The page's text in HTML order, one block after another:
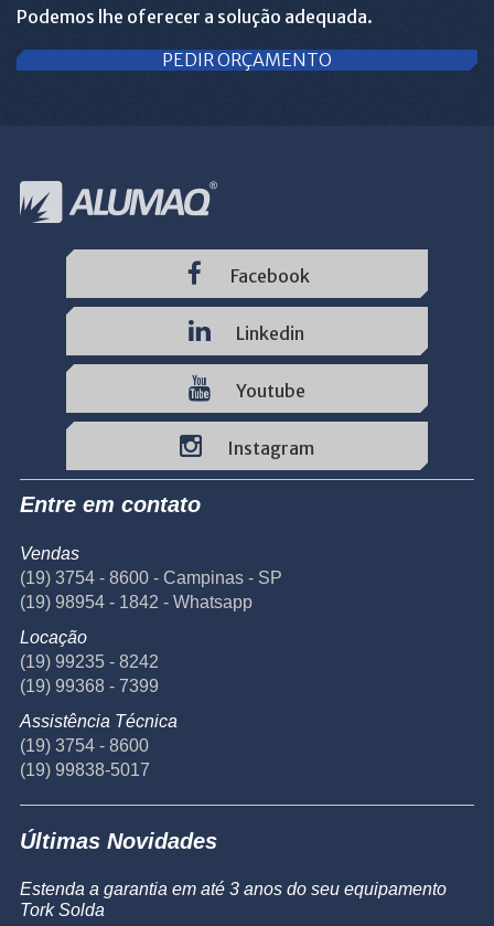
Podemos lhe oferecer a solução adequada.
PEDIR ORÇAMENTO
Facebook
Linkedin
Youtube
Instagram
Entre em contato
Vendas
(19) 3754 - 8600 - Campinas - SP
(19) 98954 - 1842 - Whatsapp
Locação
(19) 99235 - 8242
(19) 99368 - 7399
Assistência Técnica
(19) 3754 - 8600
(19) 99838-5017
Últimas Novidades
Estenda a garantia em até 3 anos do seu equipamento
Tork Solda